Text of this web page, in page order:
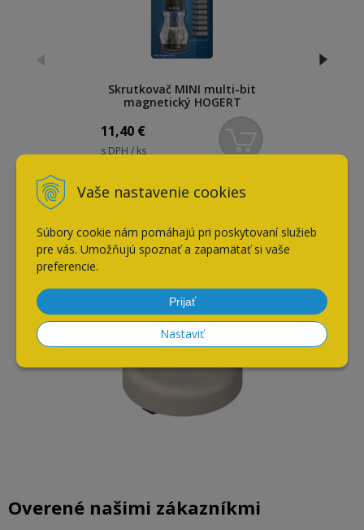
Vaše nastavenie cookies
Súbory cookie nám pomáhajú pri poskytovaní služieb
pre vás. Umožňujú spoznať a zapamätať si vaše
preferencie.
Prijať
Nastaviť
Skrutkovač MINI multi-bit
magnetický HOGERT
11,40 €
s DPH / ks
matný nikel
Overené našimi zákazníkmi